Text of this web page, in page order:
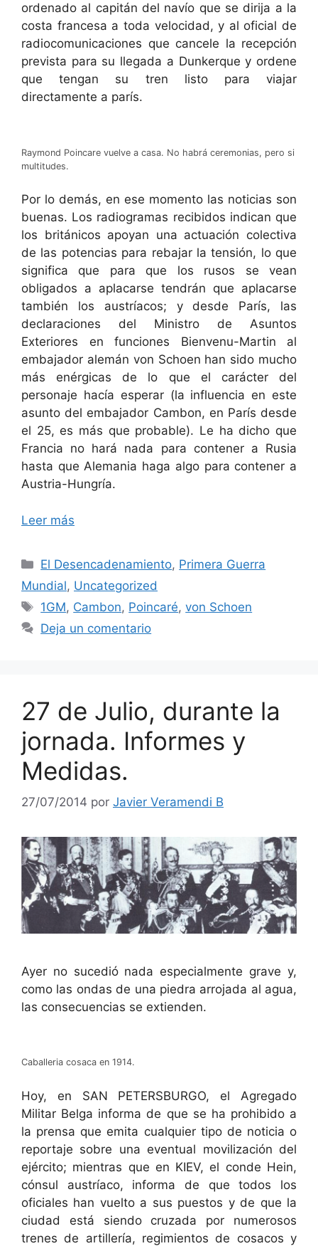
ordenado al capitán del navío que se dirija a la
costa francesa a toda velocidad, y al oficial de
radiocomunicaciones que cancele la recepción
prevista para su llegada a Dunkerque y ordene
que tengan su tren listo para viajar
directamente a parís.
Raymond Poincare vuelve a casa. No habrá ceremonias, pero si
multitudes.
Por lo demás, en ese momento las noticias son
buenas. Los radiogramas recibidos indican que
los británicos apoyan una actuación colectiva
de las potencias para rebajar la tensión, lo que
significa que para que los rusos se vean
obligados a aplacarse tendrán que aplacarse
también los austríacos; y desde París, las
declaraciones del Ministro de Asuntos
Exteriores en funciones Bienvenu-Martin al
embajador alemán von Schoen han sido mucho
más enérgicas de lo que el carácter del
personaje hacía esperar (la influencia en este
asunto del embajador Cambon, en París desde
el 25, es más que probable). Le ha dicho que
Francia no hará nada para contener a Rusia
hasta que Alemania haga algo para contener a
Austria-Hungría.
Leer más
Categorías
El Desencadenamiento, Primera Guerra
Mundial, Uncategorized
Etiquetas
1GM, Cambon, Poincaré,von Schoen
Deja un comentario
27 de Julio, durante la
jornada. Informes y
Medidas.
27/07/2014 por Javier Veramendi B
Ayer no sucedió nada especialmente grave y,
como las ondas de una piedra arrojada al agua,
las consecuencias se extienden.
Caballeria cosaca en 1914.
Hoy, en SAN PETERSBURGO, el Agregado
Militar Belga informa de que se ha prohibido a
la prensa que emita cualquier tipo de noticia o
reportaje sobre una eventual movilización del
ejército; mientras que en KIEV, el conde Hein,
cónsul austríaco, informa de que todos los
oficiales han vuelto a sus puestos y de que la
ciudad está siendo cruzada por numerosos
trenes de artillería, regimientos de cosacos y